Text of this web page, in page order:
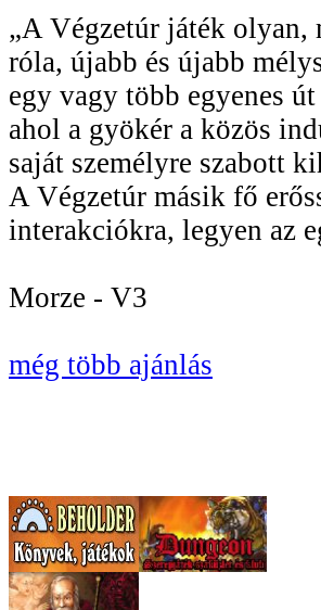
„A Végzetúr játék olyan,
róla, újabb és újabb
egy vagy több egyenes
ahol a gyökér a közös
saját személyre szabott
A Végzetúr másik fő
interakciókra, legyen az
Morze - V3
még több ajánlás